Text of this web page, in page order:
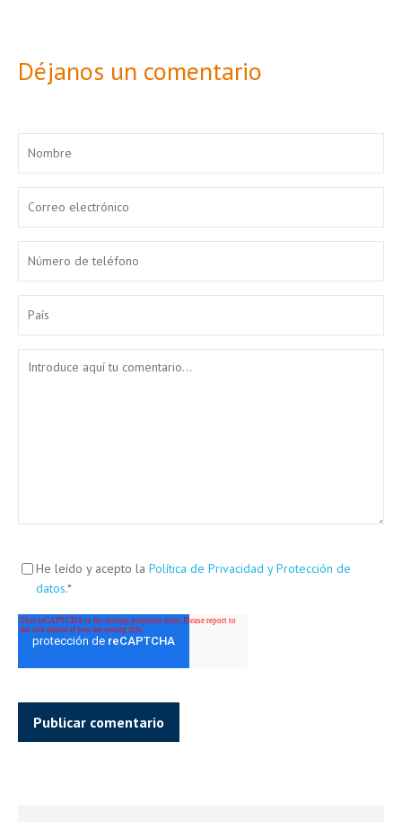
Déjanos un comentario
He leído y acepto la Política de Privacidad y Protección de
datos.*